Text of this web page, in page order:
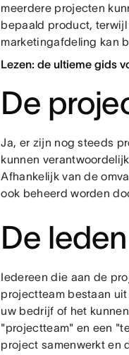
meerdere projecten
bepaald product,
marketingafdeling kan
Lezen: de ultieme gids
De
Ja, er zijn nog steeds
kunnen
Afhankelijk van de
ook beheerd worden
De
Iedereen die aan de
projectteam bestaan
uw bedrijf of het
"projectteam" en een
project samenwerkt en